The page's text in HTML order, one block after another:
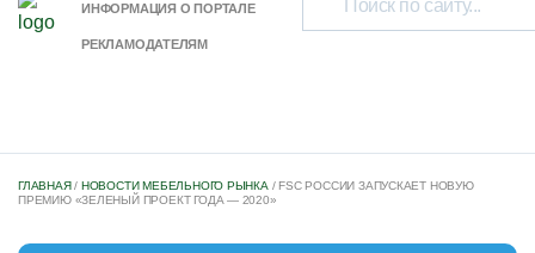
ИНФОРМАЦИЯ О ПОРТАЛЕ
РЕКЛАМОДАТЕЛЯМ
ГЛАВНАЯ/ НОВОСТИ МЕБЕЛЬНОГО РЫНКА / FSC РОССИИ ЗАПУСКАЕТ НОВУЮ
ПРЕМИЮ «ЗЕЛЕНЫЙ ПРОЕКТ ГОДА — 2020»